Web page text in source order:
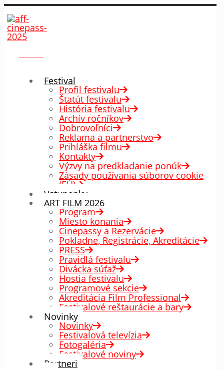
Festival
Profil festivalu
Štatút festivalu
História festivalu
Archív ročníkov
Dobrovoľníci
Reklama a partnerstvo
Prihláška filmu
Kontakty
Výzvy na predkladanie ponúk
Zásady používania súborov cookie
(EÚ)
Vstupenky
ART FILM 2026
Program
Miesto konania
Cinepassy a Rezervácie
Pokladne, Registrácie, Akreditácie
PRESS
Pravidlá festivalu
Divácka súťaž
Hostia festivalu
Programové sekcie
Akreditácia Film Professional
Festivalové reštaurácie a bary
Novinky
Novinky
Festivalová televízia
Fotogaléria
Festivalové noviny
Partneri